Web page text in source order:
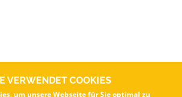
VERWENDET COOKIES
um unsere Webseite für Sie optimal zu